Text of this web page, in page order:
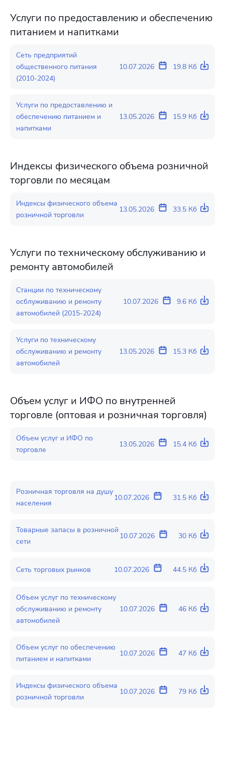
Услуги по предоставлению и обеспечению
питанием и напитками
Сеть предприятий
общественного питания
(2010-2024)
10.07.2026 19.8 Кб
Услуги по предоставлению и
обеспечению питанием и
напитками
13.05.2026 15.9 Кб
Индексы физического объема розничной
торговли по месяцам
Индексы физического объема
розничной торговли
13.05.2026 33.5 Кб
Услуги по техническому обслуживанию и
ремонту автомобилей
Станции по техническому
осблуживанию и ремонту
автомобилей (2015-2024)
10.07.2026 9.6 Кб
Услуги по техническому
обслуживанию и ремонту
автомобилей
13.05.2026 15.3 Кб
Объем услуг и ИФО по внутренней
торговле (оптовая и розничная торговля)
Объем услуг и ИФО по
торговле
13.05.2026 15.4 Кб
Розничная торговля на душу
населения
10.07.2026 31.5 Кб
Товарные запасы в розничной
сети
10.07.2026 30 Кб
Сеть торговых рынков 10.07.2026 44.5 Кб
Объем услуг по техническому
обслуживанию и ремонту
автомобилей
10.07.2026 46 Кб
Объем услуг по обеспечению
питанием и напитками
10.07.2026 47 Кб
Индексы физического объема
розничной торговли
10.07.2026 79 Кб